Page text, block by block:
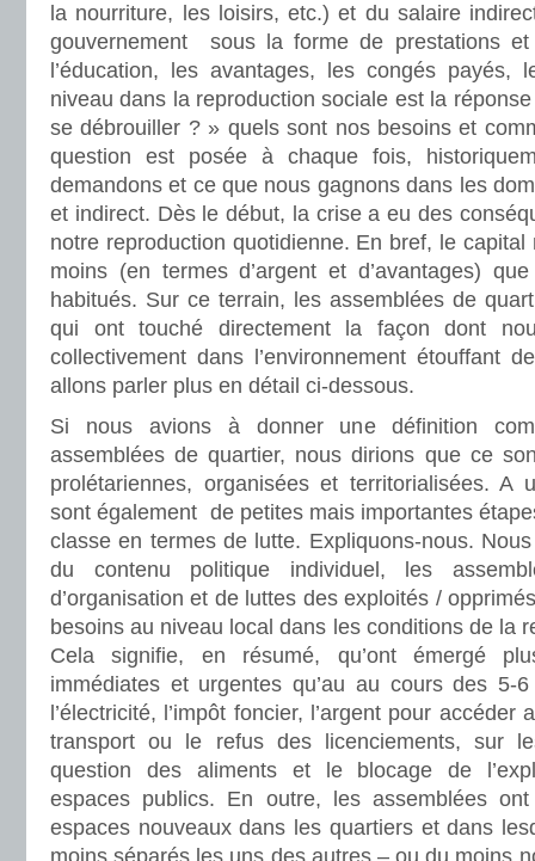
la nourriture, les loisirs, etc.) et du salaire
gouvernement sous la forme de prestations
l’éducation, les avantages, les congés payés,
niveau dans la reproduction sociale est la
se débrouiller ? » quels sont nos besoins et
question est posée à chaque fois,
demandons et ce que nous gagnons dans les
et indirect. Dès le début, la crise a eu des
notre reproduction quotidienne. En bref, le
moins (en termes d’argent et d’avantages)
habitués. Sur ce terrain, les assemblées de
qui ont touché directement la façon dont
collectivement dans l’environnement étouffant
allons parler plus en détail ci-dessous.
Si nous avions à donner une définition
assemblées de quartier, nous dirions que ce
prolétariennes, organisées et territorialisées. A
sont également de petites mais importantes
classe en termes de lutte. Expliquons-nous.
du contenu politique individuel, les
d’organisation et de luttes des exploités /
besoins au niveau local dans les conditions de la
Cela signifie, en résumé, qu’ont émergé
immédiates et urgentes qu’au au cours des 5-
l’électricité, l’impôt foncier, l’argent pour
transport ou le refus des licenciements, sur
question des aliments et le blocage de
espaces publics. En outre, les assemblées
espaces nouveaux dans les quartiers et dans
moins séparés les uns des autres – ou du moins